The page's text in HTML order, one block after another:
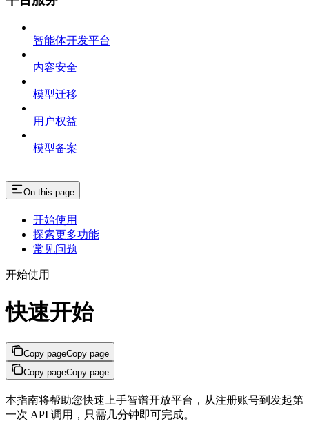
智能体开发平台
内容安全
模型迁移
用户权益
模型备案
On this page
开始使用
探索更多功能
常见问题
开始使用
快速开始
Copy pageCopy page
Copy pageCopy page
本指南将帮助您快速上手智谱开放平台，从注册账号到发起第
一次 API 调用，只需几分钟即可完成。